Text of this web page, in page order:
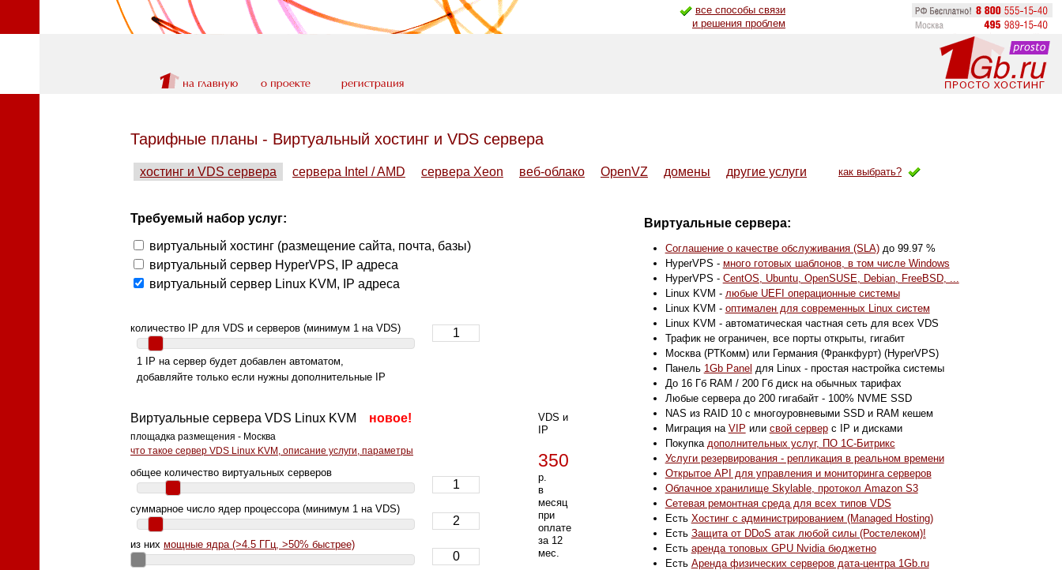
все способы связи
и решения проблем
Тарифные планы - Виртуальный хостинг и VDS сервера
хостинг и VDS сервера сервера Intel / AMD сервера Xeon веб-облако OpenVZ домены другие услуги как выбрать?
Требуемый набор услуг:
виртуальный хостинг (размещение сайта, почта, базы)
виртуальный сервер HyperVPS, IP адреса
виртуальный сервер Linux KVM, IP адреса
количество IP для VDS и серверов (минимум 1 на VDS)
1 IP на сервер будет добавлен автоматом,
добавляйте только если нужны дополнительные IP
Виртуальные сервера VDS Linux KVM новое!
площадка размещения - Москва
что такое сервер VDS Linux KVM, описание услуги, параметры
VDS и
IP
350
р.
в
месяц
при
оплате
за 12
мес.
общее количество виртуальных серверов
суммарное число ядер процессора (минимум 1 на VDS)
из них мощные ядра (>4.5 ГГц, >50% быстрее)
Виртуальные сервера:
Соглашение о качестве обслуживания (SLA)до 99.97 %
HyperVPS - много готовых шаблонов, в том числе Windows
HyperVPS - CentOS, Ubuntu, OpenSUSE, Debian, FreeBSD, ...
Linux KVM - любые UEFI операционные системы
Linux KVM - оптимален для современных Linux систем
Linux KVM - автоматическая частная сеть для всех VDS
Трафик не ограничен, все порты открыты, гигабит
Москва (РТКомм) или Германия (Франкфурт) (HyperVPS)
Панель 1Gb Panel для Linux - простая настройка системы
До 16 Гб RAM / 200 Гб диск на обычных тарифах
Любые сервера до 200 гигабайт - 100% NVME SSD
NAS из RAID 10 с многоуровневыми SSD и RAM кешем
Миграция на VIP или свой серверс IP и дисками
Покупка дополнительных услуг, ПО 1С-Битрикс
Услуги резервирования - репликация в реальном времени
Открытое API для управления и мониторинга серверов
Облачное хранилище Skylable, протокол Amazon S3
Сетевая ремонтная среда для всех типов VDS
Есть Хостинг с администрированием (Managed Hosting)
Есть Защита от DDoS атак любой силы (Ростелеком)!
Есть аренда топовых GPU Nvidia бюджетно
Есть Аренда физических серверов дата-центра 1Gb.ru